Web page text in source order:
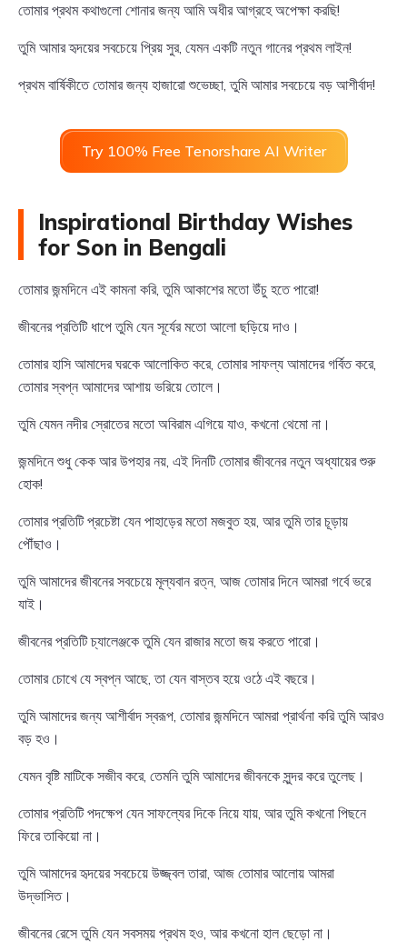
তোমার প্রথম কথাগুলো শোনার জন্য আমি অধীর আগ্রহে অপেক্ষা করছি!
তুমি আমার হৃদয়ের সবচেয়ে প্রিয় সুর, যেমন একটি নতুন গানের প্রথম লাইন!
প্রথম বার্ষিকীতে তোমার জন্য হাজারো শুভেচ্ছা, তুমি আমার সবচেয়ে বড় আশীর্বাদ!
Try 100% Free Tenorshare AI Writer
Inspirational Birthday Wishes
for Son in Bengali
তোমার জন্মদিনে এই কামনা করি, তুমি আকাশের মতো উঁচু হতে পারো!
জীবনের প্রতিটি ধাপে তুমি যেন সূর্যের মতো আলো ছড়িয়ে দাও।
তোমার হাসি আমাদের ঘরকে আলোকিত করে, তোমার সাফল্য আমাদের গর্বিত করে,
তোমার স্বপ্ন আমাদের আশায় ভরিয়ে তোলে।
তুমি যেমন নদীর স্রোতের মতো অবিরাম এগিয়ে যাও, কখনো থেমো না।
জন্মদিনে শুধু কেক আর উপহার নয়, এই দিনটি তোমার জীবনের নতুন অধ্যায়ের শুরু
হোক!
তোমার প্রতিটি প্রচেষ্টা যেন পাহাড়ের মতো মজবুত হয়, আর তুমি তার চূড়ায়
পৌঁছাও।
তুমি আমাদের জীবনের সবচেয়ে মূল্যবান রত্ন, আজ তোমার দিনে আমরা গর্বে ভরে
যাই।
জীবনের প্রতিটি চ্যালেঞ্জকে তুমি যেন রাজার মতো জয় করতে পারো।
তোমার চোখে যে স্বপ্ন আছে, তা যেন বাস্তব হয়ে ওঠে এই বছরে।
তুমি আমাদের জন্য আশীর্বাদ স্বরূপ, তোমার জন্মদিনে আমরা প্রার্থনা করি তুমি আরও
বড় হও।
যেমন বৃষ্টি মাটিকে সজীব করে, তেমনি তুমি আমাদের জীবনকে সুন্দর করে তুলেছ।
তোমার প্রতিটি পদক্ষেপ যেন সাফল্যের দিকে নিয়ে যায়, আর তুমি কখনো পিছনে
ফিরে তাকিয়ো না।
তুমি আমাদের হৃদয়ের সবচেয়ে উজ্জ্বল তারা, আজ তোমার আলোয় আমরা
উদ্ভাসিত।
জীবনের রেসে তুমি যেন সবসময় প্রথম হও, আর কখনো হাল ছেড়ো না।